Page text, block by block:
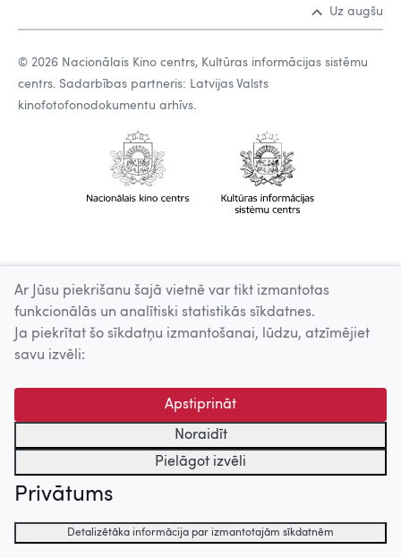
Uz augšu
© 2026 Nacionālais Kino centrs, Kultūras informācijas sistēmu
centrs. Sadarbības partneris: Latvijas Valsts
kinofotofonodokumentu arhīvs.
Ar Jūsu piekrišanu šajā vietnē var tikt izmantotas
funkcionālās un analītiski statistikās sīkdatnes.
Ja piekrītat šo sīkdatņu izmantošanai, lūdzu, atzīmējiet
savu izvēli:
Apstiprināt
Noraidīt
Pielāgot izvēli
Privātums
Detalizētāka informācija par izmantotajām sīkdatnēm